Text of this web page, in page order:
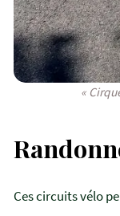
«
Ces circuits vélo